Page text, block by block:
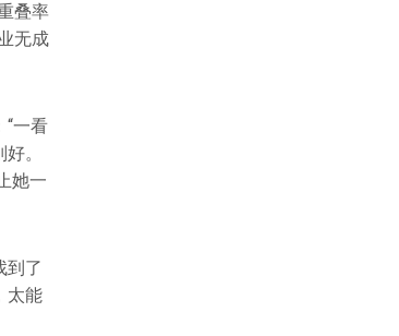
叠率
无成
一看
。
她一
到了
太能